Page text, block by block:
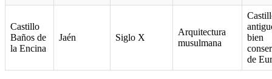
Castillo
Baños de
la Encina
Jaén Siglo X
Arquitectura
musulmana
bien
de